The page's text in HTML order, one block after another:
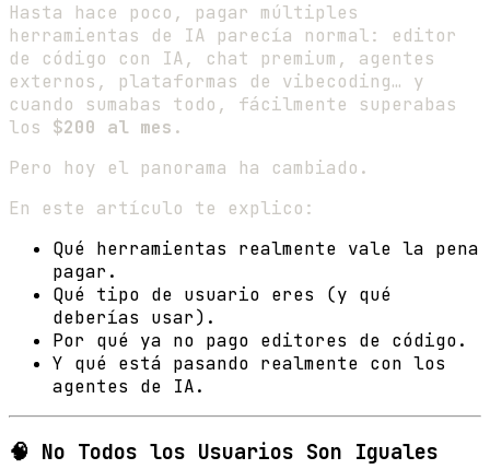
Hasta hace poco, pagar múltiples
herramientas de IA parecía normal: editor
de código con IA, chat premium, agentes
externos, plataformas de vibecoding… y
cuando sumabas todo, fácilmente superabas
los $200 al mes .
Pero hoy el panorama ha cambiado.
En este artículo te explico:
Qué herramientas realmente vale la pena
pagar.
Qué tipo de usuario eres (y qué
deberías usar).
Por qué ya no pago editores de código.
Y qué está pasando realmente con los
agentes de IA.
🧠 No Todos los Usuarios Son Iguales